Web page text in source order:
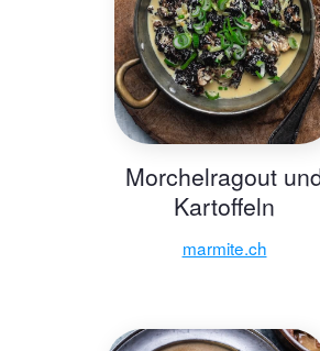
Morchelragout
Kartoffeln
marmite.ch